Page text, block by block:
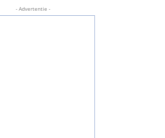
- Advertentie -